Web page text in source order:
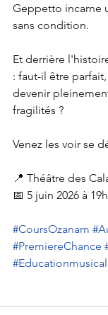
Geppetto incarne
sans condition.
Et derrière
: faut-il être
devenir
fragilités ?
Venez les voir se
📍 Théâtre des
📅 5 juin 2026 à 19h
#CoursOzanam
#PremiereChance